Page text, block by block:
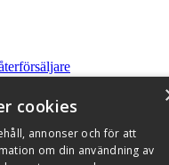
Alarmkoder
cookies
annonser och för att
om din användning av